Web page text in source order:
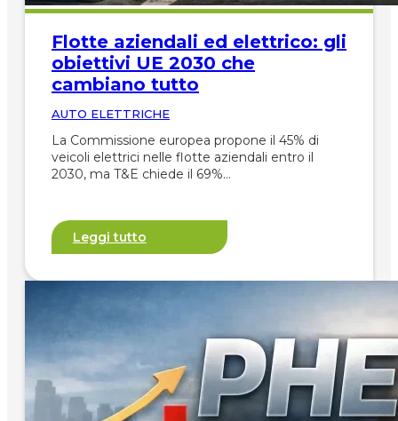
Flotte aziendali ed elettrico: gli
obiettivi UE 2030 che
cambiano tutto
AUTO ELETTRICHE
La Commissione europea propone il 45% di
veicoli elettrici nelle flotte aziendali entro il
2030, ma T&E chiede il 69%…
Leggi tutto